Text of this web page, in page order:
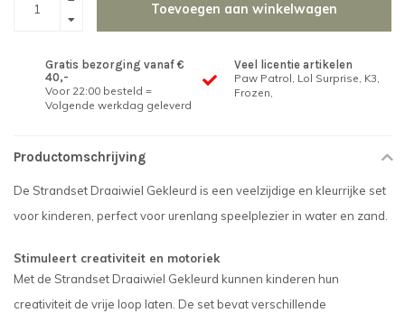
Toevoegen aan winkelwagen
Gratis bezorging vanaf €
40,-
Voor 22:00 besteld =
Volgende werkdag geleverd
Veel licentie artikelen
Paw Patrol, Lol Surprise, K3,
Frozen,
Productomschrijving
De Strandset Draaiwiel Gekleurd is een veelzijdige en kleurrijke set
voor kinderen, perfect voor urenlang speelplezier in water en zand.
Stimuleert creativiteit en motoriek
Met de Strandset Draaiwiel Gekleurd kunnen kinderen hun
creativiteit de vrije loop laten. De set bevat verschillende